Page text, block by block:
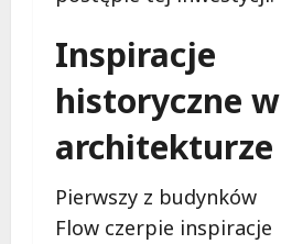
Inspiracje
historyczne w
architekturze
Pierwszy z budynków
Flow czerpie inspiracje